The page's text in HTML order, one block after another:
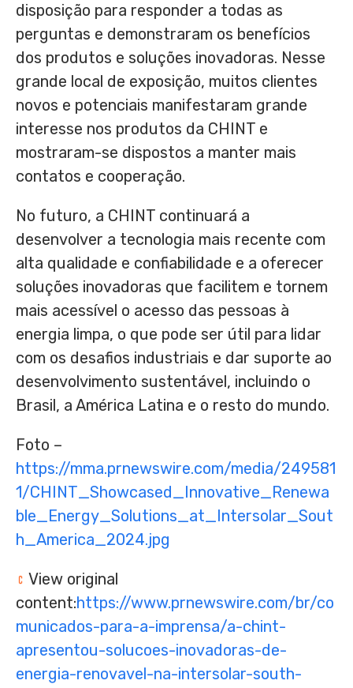
disposição para responder a todas as
perguntas e demonstraram os benefícios
dos produtos e soluções inovadoras. Nesse
grande local de exposição, muitos clientes
novos e potenciais manifestaram grande
interesse nos produtos da CHINT e
mostraram-se dispostos a manter mais
contatos e cooperação.
No futuro, a CHINT continuará a
desenvolver a tecnologia mais recente com
alta qualidade e confiabilidade e a oferecer
soluções inovadoras que facilitem e tornem
mais acessível o acesso das pessoas à
energia limpa, o que pode ser útil para lidar
com os desafios industriais e dar suporte ao
desenvolvimento sustentável, incluindo o
Brasil, a América Latina e o resto do mundo.
Foto –
https://mma.prnewswire.com/media/249581
1/CHINT_Showcased_Innovative_Renewa
ble_Energy_Solutions_at_Intersolar_Sout
h_America_2024.jpg
View original
content:https://www.prnewswire.com/br/co
municados-para-a-imprensa/a-chint-
apresentou-solucoes-inovadoras-de-
energia-renovavel-na-intersolar-south-